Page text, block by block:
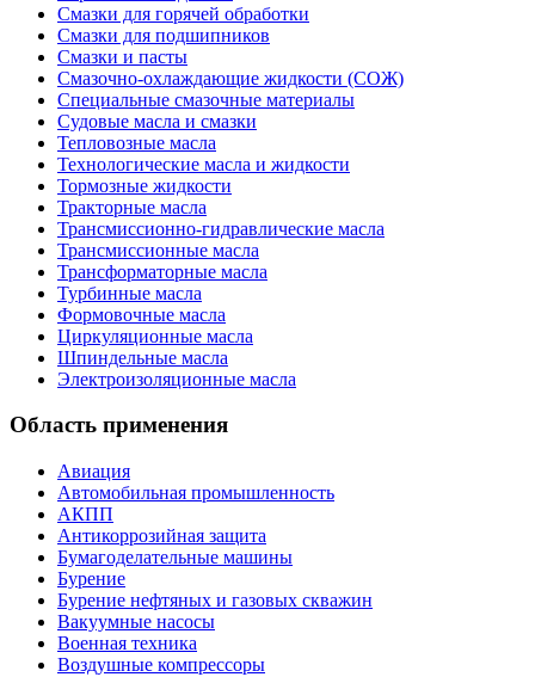
Смазки для горячей обработки
Смазки для подшипников
Смазки и пасты
Смазочно-охлаждающие жидкости (СОЖ)
Специальные смазочные материалы
Судовые масла и смазки
Тепловозные масла
Технологические масла и жидкости
Тормозные жидкости
Тракторные масла
Трансмиссионно-гидравлические масла
Трансмиссионные масла
Трансформаторные масла
Турбинные масла
Формовочные масла
Циркуляционные масла
Шпиндельные масла
Электроизоляционные масла
Область применения
Авиация
Автомобильная промышленность
АКПП
Антикоррозийная защита
Бумагоделательные машины
Бурение
Бурение нефтяных и газовых скважин
Вакуумные насосы
Военная техника
Воздушные компрессоры